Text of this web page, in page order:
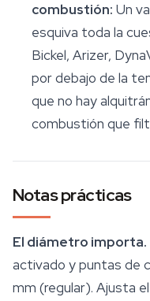
combustión: Un
esquiva toda la
Bickel, Arizer,
por debajo de la
que no hay
combustión que
Notas prácticas
El diámetro importa.
activado y puntas de
mm (regular). Ajusta